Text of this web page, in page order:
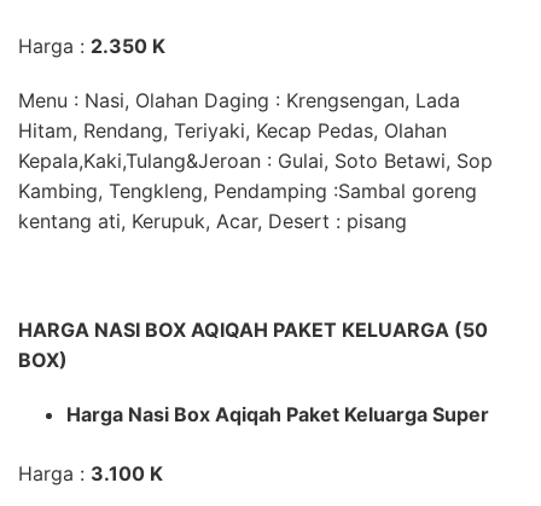
Harga : 2.350 K
Menu : Nasi, Olahan Daging : Krengsengan, Lada
Hitam, Rendang, Teriyaki, Kecap Pedas, Olahan
Kepala,Kaki,Tulang&Jeroan : Gulai, Soto Betawi, Sop
Kambing, Tengkleng, Pendamping :Sambal goreng
kentang ati, Kerupuk, Acar, Desert : pisang
HARGA NASI BOX AQIQAH PAKET KELUARGA (50
BOX)
Harga Nasi Box Aqiqah Paket Keluarga Super
Harga : 3.100 K